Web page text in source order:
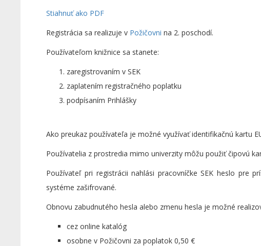
Stiahnuť ako PDF
Registrácia sa realizuje v Požičovni na 2. poschodí.
Používateľom knižnice sa stanete:
zaregistrovaním v SEK
zaplatením registračného poplatku
podpísaním Prihlášky
Ako preukaz používateľa je možné využívať identifikačnú kartu
Používatelia z prostredia mimo univerzity môžu použiť čipovú
Používateľ pri registrácii nahlási pracovníčke SEK heslo pre
systéme zašifrované.
Obnovu zabudnutého hesla alebo zmenu hesla je možné
cez online katalóg
osobne v Požičovni za poplatok 0,50 €